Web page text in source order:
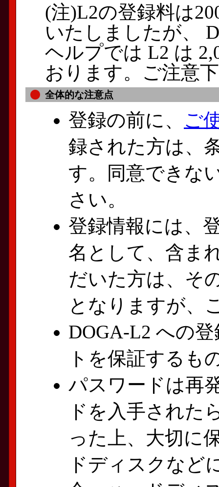
(注)L2の登録料は
いたしましたが、
ヘルプでは L2 は
おります。ご注意
全体的な注意点
登録の前に、 ご
録された方は、
す。同意できな
さい。
登録情報には、
名として、含ま
だいた方は、そ
となりますが、
DOGA-L2 への
トを保証するも
パスワードは再
ドを入手された
った上、大切に
ドディスクなど